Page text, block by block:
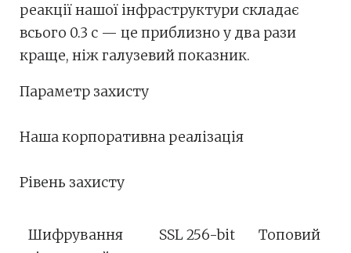
реакції нашої інфраструктури складає
всього 0.3 с — це приблизно у два рази
краще, ніж галузевий показник.
Параметр захисту
Наша корпоративна реалізація
Рівень захисту
Шифрування
SSL 256-bit Топовий